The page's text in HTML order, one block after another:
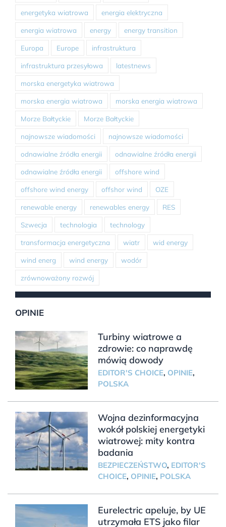
energetyka wiatrowa energia elektryczna
energia wiatrowa energy energy transition
Europa Europe infrastruktura
infrastruktura przesyłowa latestnews
morska energetyka wiatrowa
morska energia wiatrowa morska energia wiatrowa
Morze Bałtyckie Morze Bałtyckie
najnowsze wiadomości najnowsze wiadomości
odnawialne źródła energii odnawialne źródła energii
odnawialne źródła energii offshore wind
offshore wind energy offshor wind OZE
renewable energy renewables energy RES
Szwecja technologia technology
transformacja energetyczna wiatr wid energy
wind energ wind energy wodór
zrównoważony rozwój
OPINIE
Turbiny wiatrowe a
zdrowie: co naprawdę
mówią dowody
EDITOR'S CHOICE, OPINIE,
POLSKA
Wojna dezinformacyjna
wokół polskiej energetyki
wiatrowej: mity kontra
badania
BEZPIECZEŃSTWO, EDITOR'S
CHOICE, OPINIE, POLSKA
Eurelectric apeluje, by UE
utrzymała ETS jako filar